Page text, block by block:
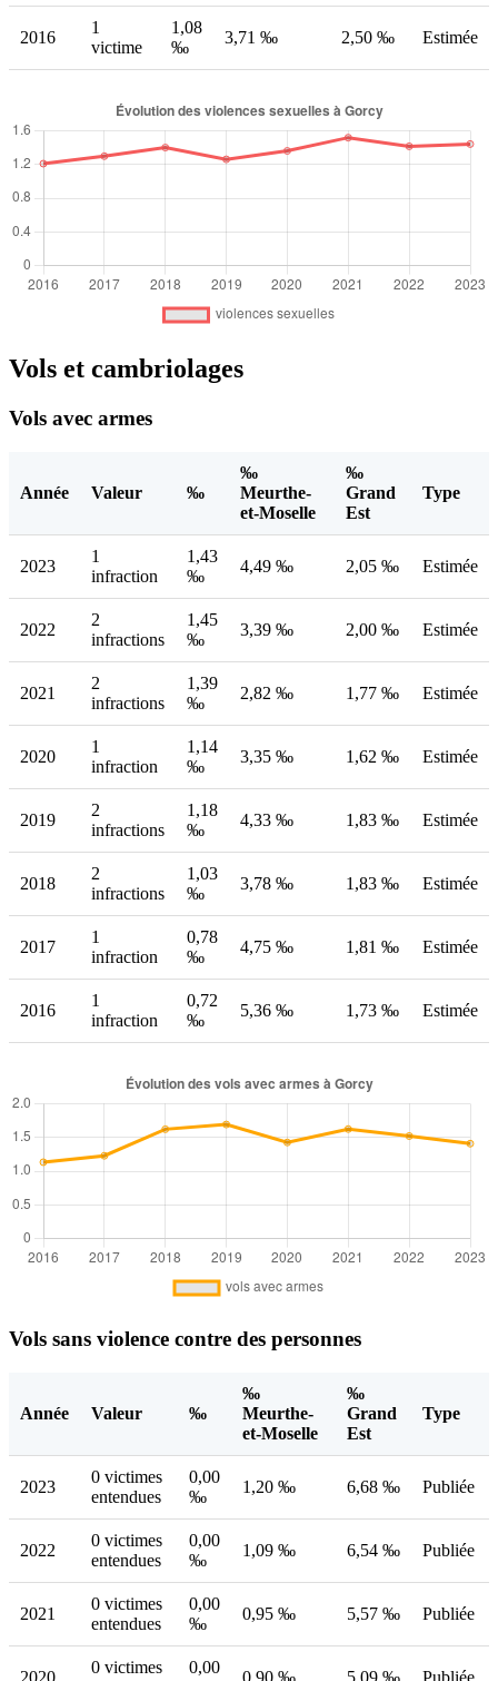
2016
1
victime
1,08
‰
3,71 ‰ 2,50 ‰ Estimée
Vols et cambriolages
Vols avec armes
Année Valeur ‰
‰
Meurthe-
et-Moselle
‰
Grand
Est
Type
2023
1
infraction
1,43
‰
4,49 ‰ 2,05 ‰ Estimée
2022
2
infractions
1,45
‰
3,39 ‰ 2,00 ‰ Estimée
2021
2
infractions
1,39
‰
2,82 ‰ 1,77 ‰ Estimée
2020
1
infraction
1,14
‰
3,35 ‰ 1,62 ‰ Estimée
2019
2
infractions
1,18
‰
4,33 ‰ 1,83 ‰ Estimée
2018
2
infractions
1,03
‰
3,78 ‰ 1,83 ‰ Estimée
2017
1
infraction
0,78
‰
4,75 ‰ 1,81 ‰ Estimée
2016
1
infraction
0,72
‰
5,36 ‰ 1,73 ‰ Estimée
Vols sans violence contre des personnes
Année Valeur ‰
‰
Meurthe-
et-Moselle
‰
Grand
Est
Type
2023
0 victimes
entendues
0,00
‰
1,20 ‰ 6,68 ‰ Publiée
2022
0 victimes
entendues
0,00
‰
1,09 ‰ 6,54 ‰ Publiée
2021
0 victimes
entendues
0,00
‰
0,95 ‰ 5,57 ‰ Publiée
2020
0 victimes
0,00
0,90 ‰ 5,09 ‰ Publiée